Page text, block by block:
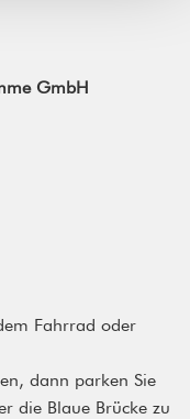
GmbH
Fahrrad oder
dann parken Sie
die Blaue Brücke zu